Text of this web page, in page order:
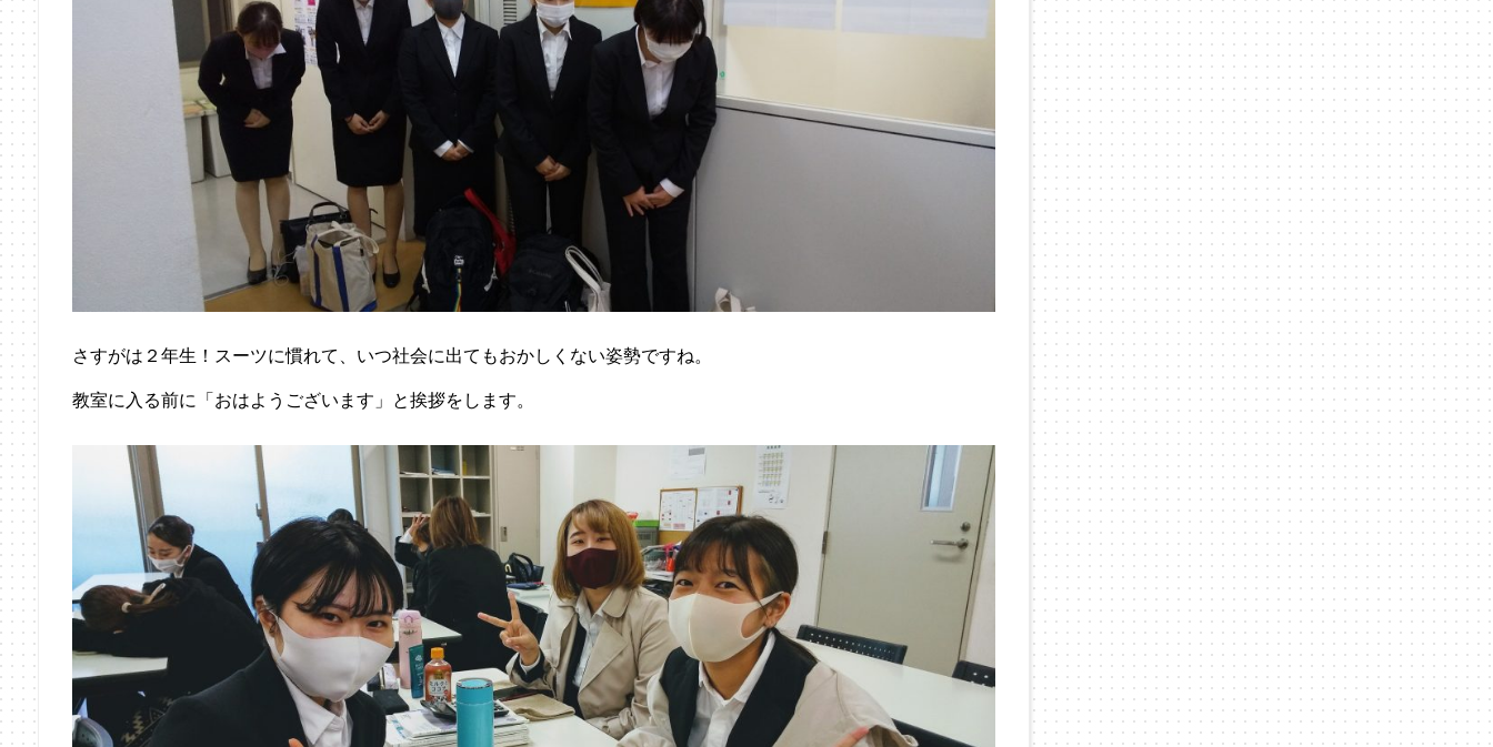
さすがは２年生！スーツに慣れて、いつ社会に出てもおかしくない姿勢ですね。
教室に入る前に「おはようございます」と挨拶をします。